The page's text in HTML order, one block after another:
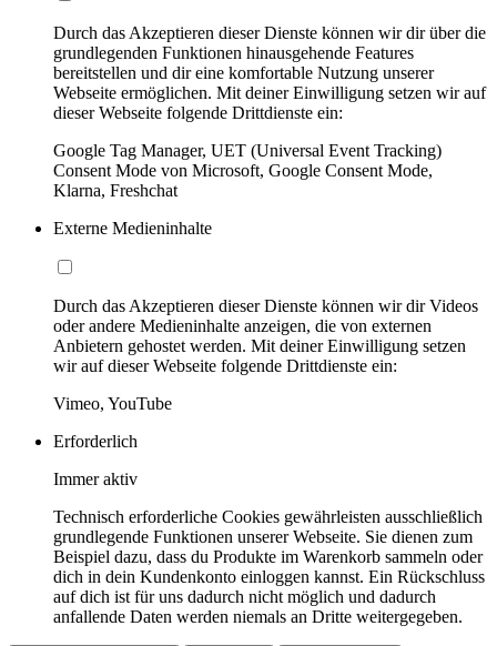
Durch das Akzeptieren dieser Dienste können wir dir über die
grundlegenden Funktionen hinausgehende Features
bereitstellen und dir eine komfortable Nutzung unserer
Webseite ermöglichen. Mit deiner Einwilligung setzen wir auf
dieser Webseite folgende Drittdienste ein:
Google Tag Manager, UET (Universal Event Tracking)
Consent Mode von Microsoft, Google Consent Mode,
Klarna, Freshchat
Externe Medieninhalte
Durch das Akzeptieren dieser Dienste können wir dir Videos
oder andere Medieninhalte anzeigen, die von externen
Anbietern gehostet werden. Mit deiner Einwilligung setzen
wir auf dieser Webseite folgende Drittdienste ein:
Vimeo, YouTube
Erforderlich
Immer aktiv
Technisch erforderliche Cookies gewährleisten ausschließlich
grundlegende Funktionen unserer Webseite. Sie dienen zum
Beispiel dazu, dass du Produkte im Warenkorb sammeln oder
dich in dein Kundenkonto einloggen kannst. Ein Rückschluss
auf dich ist für uns dadurch nicht möglich und dadurch
anfallende Daten werden niemals an Dritte weitergegeben.